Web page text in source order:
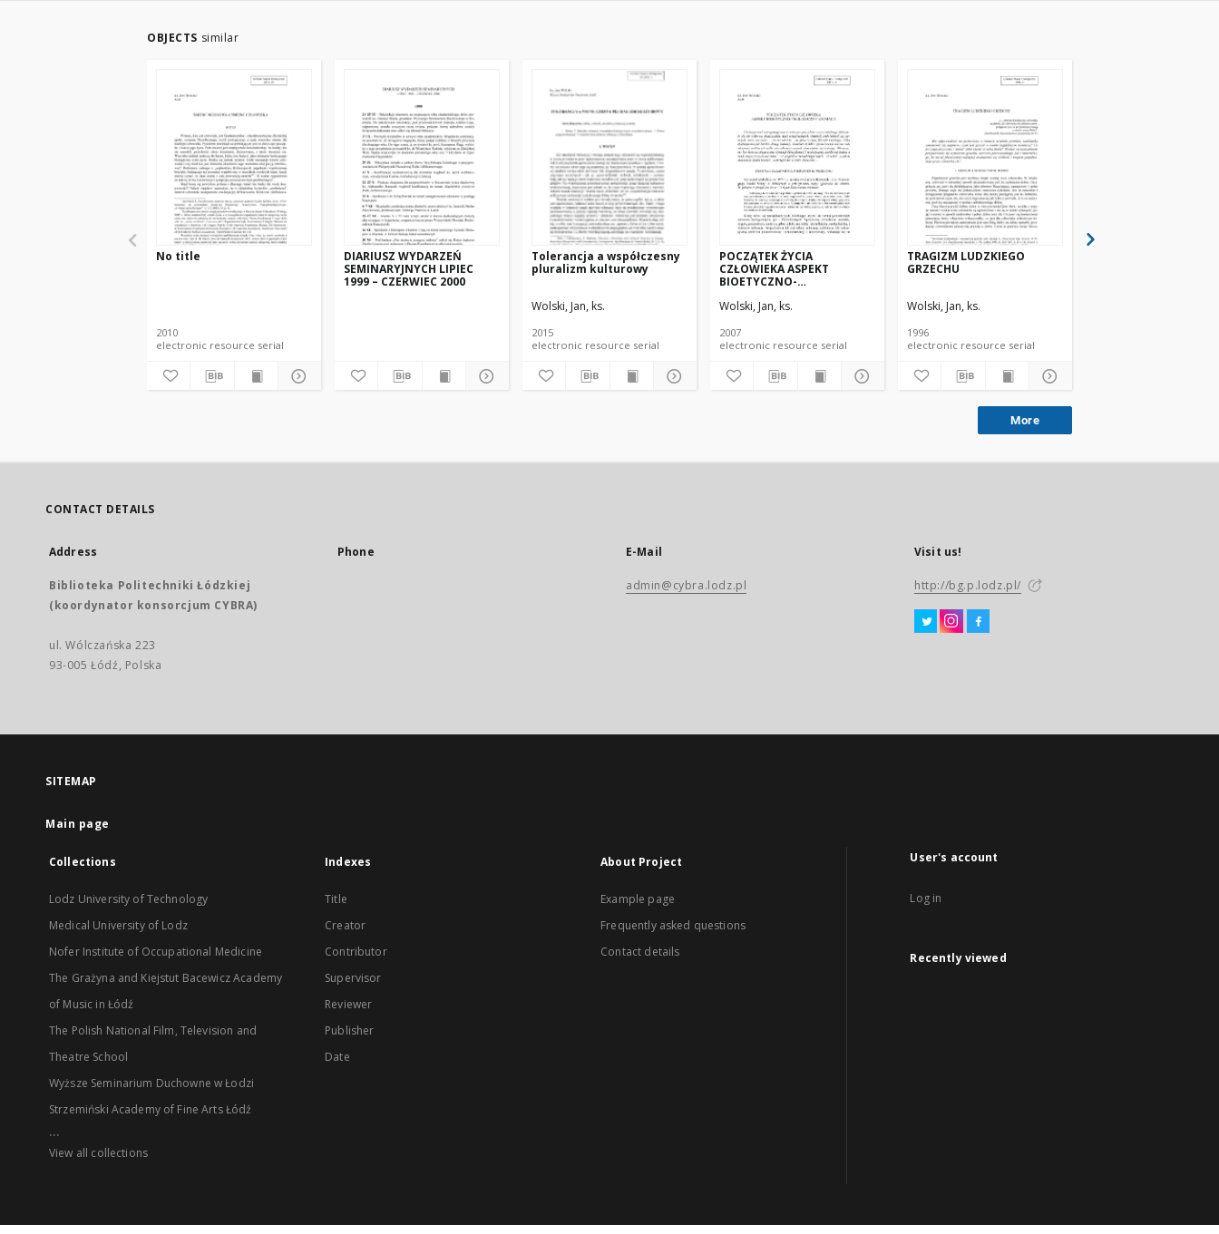
OBJECTS similar
No title
2010
electronic resource serial
DIARIUSZ WYDARZEŃ
SEMINARYJNYCH LIPIEC
1999 – CZERWIEC 2000
Tolerancja a współczesny
pluralizm kulturowy
Wolski, Jan, ks.
2015
electronic resource serial
POCZĄTEK ŻYCIA
CZŁOWIEKA ASPEKT
BIOETYCZNO-
Wolski, Jan, ks.
2007
electronic resource serial
TRAGIZM LUDZKIEGO
GRZECHU
Wolski, Jan, ks.
1996
electronic resource serial
More
CONTACT DETAILS
Address
Biblioteka Politechniki Łódzkiej
(koordynator konsorcjum CYBRA)
ul. Wólczańska 223
93-005 Łódź, Polska
Phone E-Mail
admin@cybra.lodz.pl
Visit us!
http://bg.p.lodz.pl/
SITEMAP
Main page
Collections
Lodz University of Technology
Medical University of Lodz
Nofer Institute of Occupational Medicine
The Grażyna and Kiejstut Bacewicz Academy
of Music in Łódź
The Polish National Film, Television and
Theatre School
Wyższe Seminarium Duchowne w Łodzi
Strzemiński Academy of Fine Arts Łódź
...
View all collections
Indexes
Title
Creator
Contributor
Supervisor
Reviewer
Publisher
Date
About Project
Example page
Frequently asked questions
Contact details
User's account
Log in
Recently viewed